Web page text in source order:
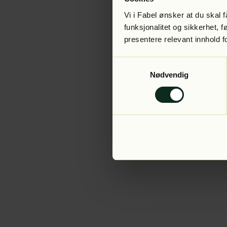
Vi i Fabel ønsker at du skal
funksjonalitet og sikkerhet,
presentere relevant innhold
Nødvendig
Application